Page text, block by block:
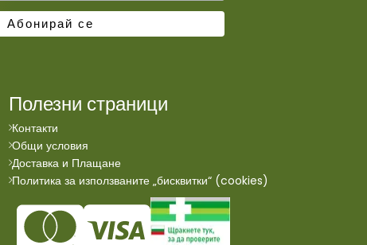
Полезни страници
Контакти
Общи условия
Доставка и Плащане
Политика за използваните „бисквитки“ (cookies)